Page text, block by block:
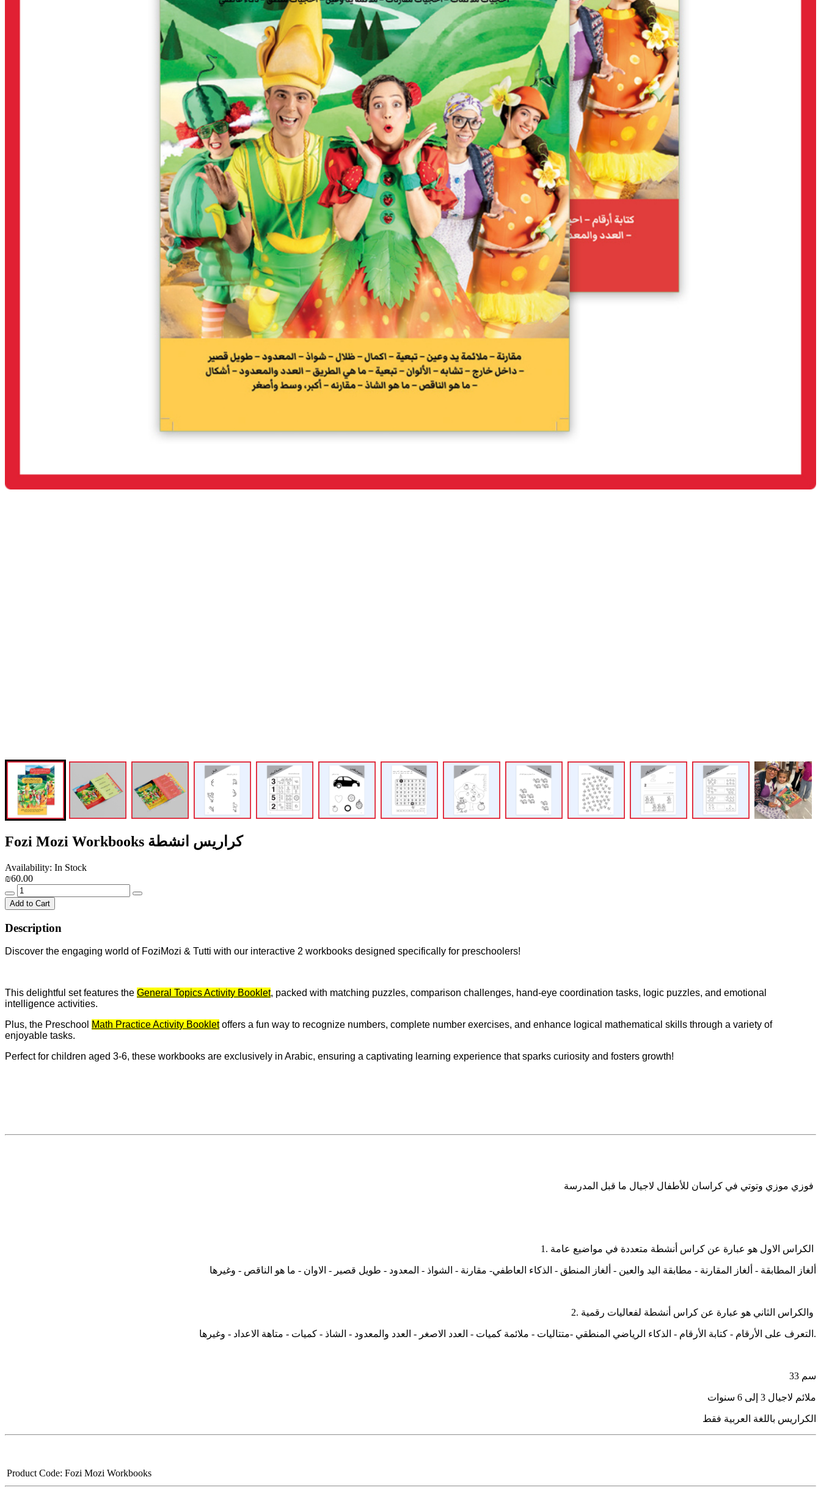
Fozi Mozi Workbooks كراريس انشطة
Availability: In Stock
₪60.00
Add to Cart
Description
Discover the engaging world of FoziMozi & Tutti with our interactive 2 workbooks designed specifically for preschoolers!
This delightful set features the General Topics Activity Booklet, packed with matching puzzles, comparison challenges, hand-eye coordination tasks, logic puzzles, and emotional
intelligence activities.
Plus, the Preschool Math Practice Activity Bookletoffers a fun way to recognize numbers, complete number exercises, and enhance logical mathematical skills through a variety of
enjoyable tasks.
Perfect for children aged 3-6, these workbooks are exclusively in Arabic, ensuring a captivating learning experience that sparks curiosity and fosters growth!
ألغاز المطابقة - ألغاز المقارنة - مطابقة اليد والعين - ألغاز المنطق - الذكاء العاطفي- مقارنة - الشواذ - المعدود - طويل قصير - الاوان - ما هو الناقص - وغيرها
2. والكراس الثاني هو عبارة عن كراس أنشطة لفعاليات رقمية
التعرف على الأرقام - كتابة الأرقام - الذكاء الرياضي المنطقي -متتاليات - ملائمة كميات - العدد الاصغر - العدد والمعدود - الشاذ - كميات - متاهة الاعداد - وغيرها.
33 سم
ملائم لاجيال 3 إلى 6 سنوات
الكراريس باللغة العربية فقط
Product Code: Fozi Mozi Workbooks